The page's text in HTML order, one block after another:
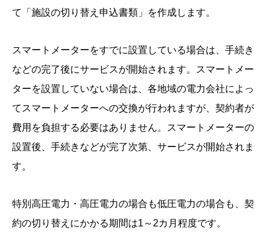
て「施設の切り替え申込書類」を作成します。
スマートメーターをすでに設置している場合は、手続き
などの完了後にサービスが開始されます。スマートメー
ターを設置していない場合は、各地域の電力会社によっ
てスマートメーターへの交換が行われますが、契約者が
費用を負担する必要はありません。スマートメーターの
設置後、手続きなどが完了次第、サービスが開始されま
す。
特別高圧電力・高圧電力の場合も低圧電力の場合も、契
約の切り替えにかかる期間は1～2カ月程度です。